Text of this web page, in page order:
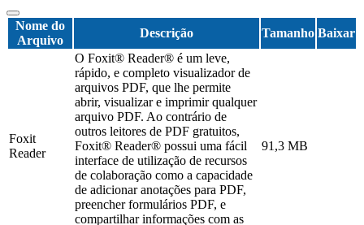
Nome do
Arquivo
Descrição Tamanho Baixar
Foxit
Reader
O Foxit® Reader® é um leve,
rápido, e completo visualizador de
arquivos PDF, que lhe permite
abrir, visualizar e imprimir qualquer
arquivo PDF. Ao contrário de
outros leitores de PDF gratuitos,
Foxit® Reader® possui uma fácil
interface de utilização de recursos
de colaboração como a capacidade
de adicionar anotações para PDF,
preencher formulários PDF, e
compartilhar informações com as
91,3 MB